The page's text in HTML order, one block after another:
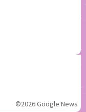
©2026 Google News